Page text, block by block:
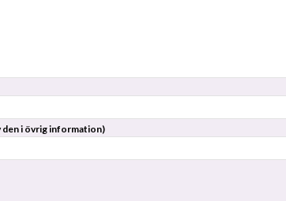
den i övrig information)